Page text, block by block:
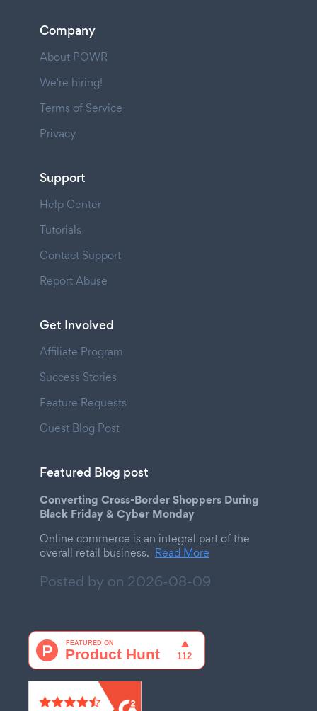
Company
About POWR
We're hiring!
Terms of Service
Privacy
Support
Help Center
Tutorials
Contact Support
Report Abuse
Get Involved
Affiliate Program
Success Stories
Feature Requests
Guest Blog Post
Featured Blog post
Converting Cross-Border Shoppers During
Black Friday & Cyber Monday
Online commerce is an integral part of the
overall retail business. Read More
Posted by on 2026-08-09